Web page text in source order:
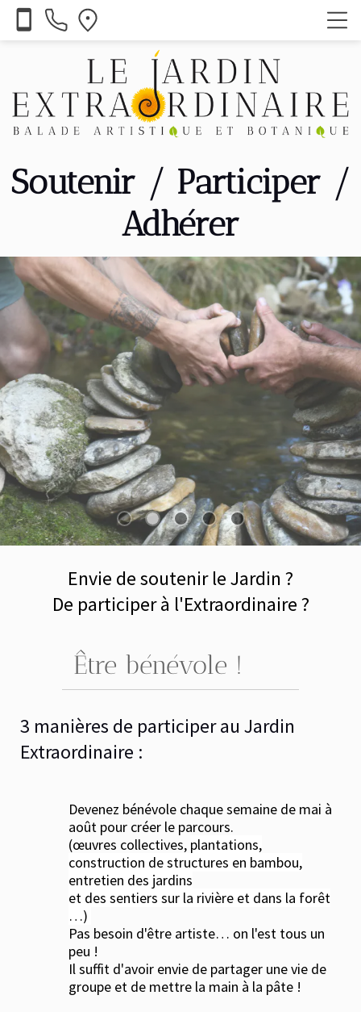
Soutenir / Participer /
Adhérer
Envie de soutenir le Jardin ?
De participer à l'Extraordinaire ?
Être bénévole !
3 manières de participer au Jardin
Extraordinaire :
Devenez bénévole chaque semaine de mai à
août pour créer le parcours.
(œuvres collectives, plantations,
construction de structures en bambou,
entretien des jardins
et des sentiers sur la rivière et dans la forêt
…)
Pas besoin d'être artiste… on l'est tous un
peu !
Il suffit d'avoir envie de partager une vie de
groupe et de mettre la main à la pâte !
smartphone